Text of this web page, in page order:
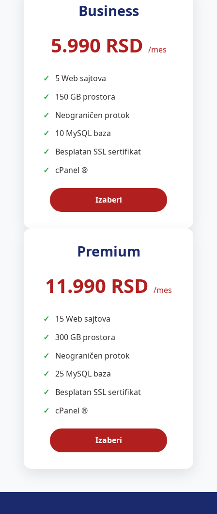
Business
5.990 RSD /mes
5 Web sajtova
150 GB prostora
Neograničen protok
10 MySQL baza
Besplatan SSL sertifikat
cPanel ®
Izaberi
Premium
11.990 RSD /mes
15 Web sajtova
300 GB prostora
Neograničen protok
25 MySQL baza
Besplatan SSL sertifikat
cPanel ®
Izaberi